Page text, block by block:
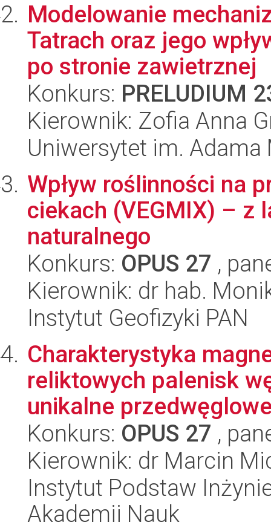
Modelowanie
Tatrach oraz jego
po stronie zawietrznej
Konkurs: PRELUDIUM
Kierownik: Zofia Anna
Uniwersytet im.
Wpływ roślinności na
ciekach (VEGMIX) – z
naturalnego
Konkurs: OPUS 27 ,
Kierownik: dr hab.
Instytut Geofizyki PAN
Charakterystyka
reliktowych palenisk
unikalne
Konkurs: OPUS 27 ,
Kierownik: dr Marcin
Instytut Podstaw
Akademii Nauk